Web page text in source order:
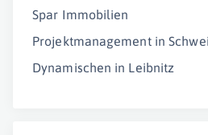
Spar Immobilien
Projektmanagement in
Dynamischen in Leibnitz